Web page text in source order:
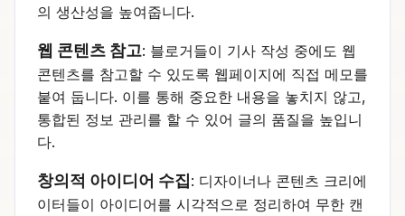
의 생산성을 높여줍니다.
웹 콘텐츠 참고: 블로거들이 기사 작성 중에도 웹
콘텐츠를 참고할 수 있도록 웹페이지에 직접 메모를
붙여 둡니다. 이를 통해 중요한 내용을 놓치지 않고,
통합된 정보 관리를 할 수 있어 글의 품질을 높입니
다.
창의적 아이디어 수집: 디자이너나 콘텐츠 크리에
이터들이 아이디어를 시각적으로 정리하여 무한 캔